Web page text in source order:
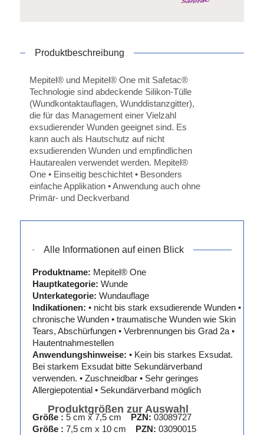
Produktbeschreibung
Mepitel® und Mepitel® One mit Safetac®
Technologie sind abdeckende Silikon-Tülle
(Wundkontaktauflagen, Wunddistanzgitter),
die für das Management einer Vielzahl
exsudierender Wunden geeignet sind. Es
kann auch als Hautschutz auf nicht
exsudierenden Wunden und empfindlichen
Hautarealen verwendet werden. Mepitel®
One • Einseitig beschichtet • Besonders
einfache Applikation • Anwendung auch ohne
Primär- und Deckverband
Alle Informationen auf einen Blick
Produktname: Mepitel® One
Hauptkategorie: Wunde
Unterkategorie: Wundauflage
Indikationen: • nicht bis stark exsudierende Wunden •
chronische Wunden • traumatische Wunden wie Skin
Tears, Abschürfungen • Verbrennungen bis Grad 2a •
Hautentnahmestellen
Anwendungshinweise: • Kein bis starkes Exsudat.
Bei starkem Exsudat bitte Sekundärverband
verwenden. • Zuschneidbar • Sehr geringes
Allergiepotential • Sekundärverband möglich
Produktgrößen zur Auswahl
Größe : 5 cm x 7,5 cm PZN: 03089727
Größe : 7,5 cm x 10 cm PZN: 03090015